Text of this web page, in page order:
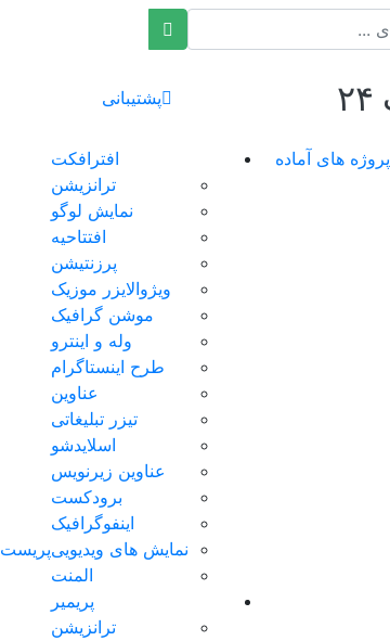
پشتیبانی
پروژه های آماده
افترافکت
ترانزیشن
نمایش لوگو
افتتاحیه
پرزنتیشن
ویژوالایزر موزیک
موشن گرافیک
وله و اینترو
طرح اینستاگرام
عناوین
تیزر تبلیغاتی
اسلایدشو
عناوین زیرنویس
برودکست
اینفوگرافیک
نمایش های ویدیویی
المنت
پریمیر
ترانزیشن
پریست